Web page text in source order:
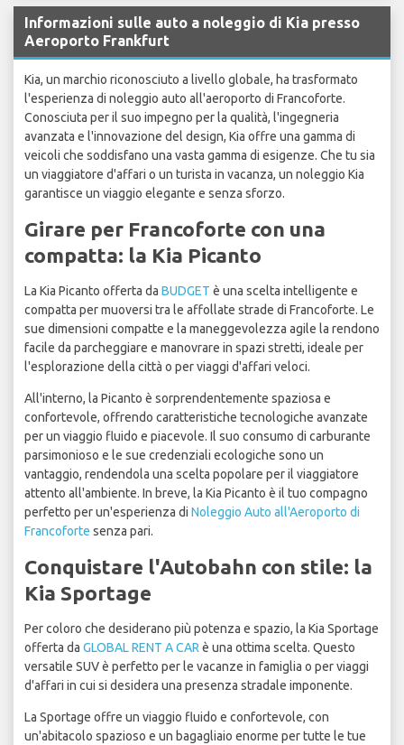
Informazioni sulle auto a noleggio di Kia presso
Aeroporto Frankfurt
Kia, un marchio riconosciuto a livello globale, ha trasformato
l'esperienza di noleggio auto all'aeroporto di Francoforte.
Conosciuta per il suo impegno per la qualità, l'ingegneria
avanzata e l'innovazione del design, Kia offre una gamma di
veicoli che soddisfano una vasta gamma di esigenze. Che tu sia
un viaggiatore d'affari o un turista in vacanza, un noleggio Kia
garantisce un viaggio elegante e senza sforzo.
Girare per Francoforte con una
compatta: la Kia Picanto
La Kia Picanto offerta da BUDGET è una scelta intelligente e
compatta per muoversi tra le affollate strade di Francoforte. Le
sue dimensioni compatte e la maneggevolezza agile la rendono
facile da parcheggiare e manovrare in spazi stretti, ideale per
l'esplorazione della città o per viaggi d'affari veloci.
All'interno, la Picanto è sorprendentemente spaziosa e
confortevole, offrendo caratteristiche tecnologiche avanzate
per un viaggio fluido e piacevole. Il suo consumo di carburante
parsimonioso e le sue credenziali ecologiche sono un
vantaggio, rendendola una scelta popolare per il viaggiatore
attento all'ambiente. In breve, la Kia Picanto è il tuo compagno
perfetto per un'esperienza di Noleggio Auto all'Aeroporto di
Francoforte senza pari.
Conquistare l'Autobahn con stile: la
Kia Sportage
Per coloro che desiderano più potenza e spazio, la Kia Sportage
offerta da GLOBAL RENT A CAR è una ottima scelta. Questo
versatile SUV è perfetto per le vacanze in famiglia o per viaggi
d'affari in cui si desidera una presenza stradale imponente.
La Sportage offre un viaggio fluido e confortevole, con
un'abitacolo spazioso e un bagagliaio enorme per tutte le tue